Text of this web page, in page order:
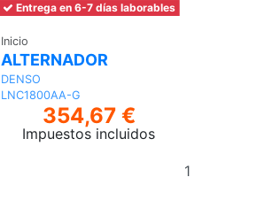
Entrega en 6-7 días laborables
Inicio
ALTERNADOR
DENSO
LNC1800AA-G
354,67 €
Impuestos incluidos